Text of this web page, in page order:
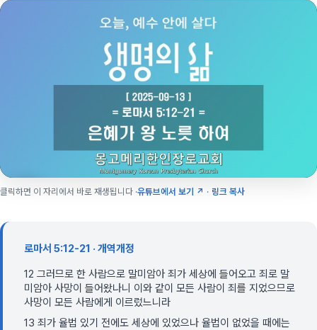
클릭하면 이 자리에서 바로 재생됩니다 ·유튜브에서 보기 ↗ · 링크 복사
로마서 5:12-21 · 개역개정
12 그러므로 한 사람으로 말미암아 죄가 세상에 들어오고 죄로 말
미암아 사망이 들어왔나니 이와 같이 모든 사람이 죄를 지었으므로
사망이 모든 사람에게 이르렀느니라
13 죄가 율법 있기 전에도 세상에 있었으나 율법이 없었을 때에는